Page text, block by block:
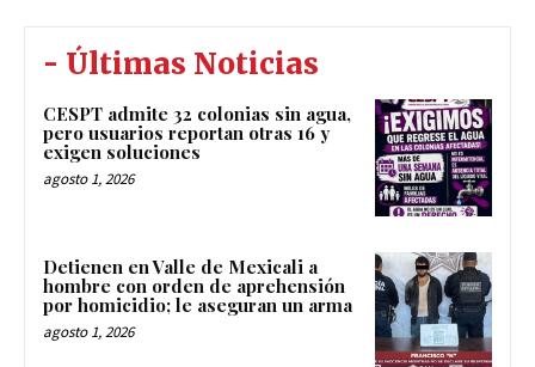
- Últimas Noticias
CESPT admite 32 colonias sin agua,
pero usuarios reportan otras 16 y
exigen soluciones
agosto 1, 2026
Detienen en Valle de Mexicali a
hombre con orden de aprehensión
por homicidio; le aseguran un arma
agosto 1, 2026